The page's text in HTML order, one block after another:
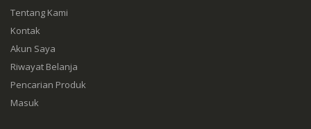
Tentang Kami
Kontak
Akun Saya
Riwayat Belanja
Pencarian Produk
Masuk